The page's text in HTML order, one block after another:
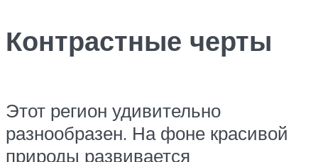
Контрастные черты
Этот регион удивительно
разнообразен. На фоне красивой
природы развивается